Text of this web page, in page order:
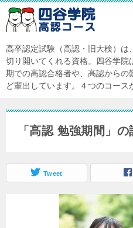
高卒認定試験（高認・旧大検）は
切り開いてくれる資格。四谷学
期での高認合格者や、高認からの
ど輩出しています。４つのコース
「高認 勉強期間」
Tweet